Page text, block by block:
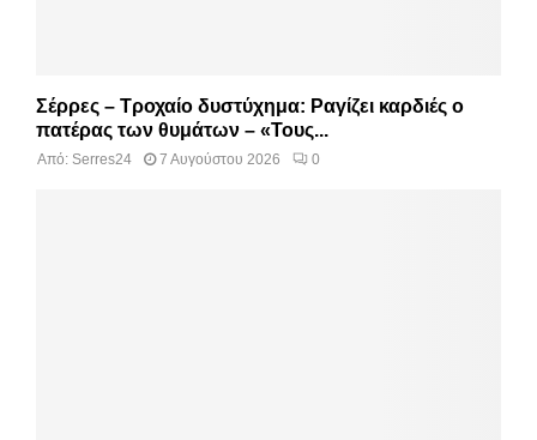
Σέρρες – Τροχαίο δυστύχημα: Ραγίζει καρδιές ο
πατέρας των θυμάτων – «Τους...
Από: Serres24 7 Αυγούστου 2026 0